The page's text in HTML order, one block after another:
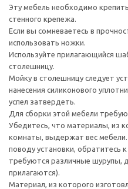
Эту мебель необходимо
стенного крепежа.
Если вы сомневаетесь в
использовать ножки.
Используйте прилагающийся
столешницу.
Мойку в столешницу следует
нанесения силиконового
успел затвердеть.
Для сборки этой мебели
Убедитесь, что материалы, из
комнаты, выдержат вес мебели.
поводу установки, обратитесь
требуются различные шурупы,
прилагаются).
Материал, из которого